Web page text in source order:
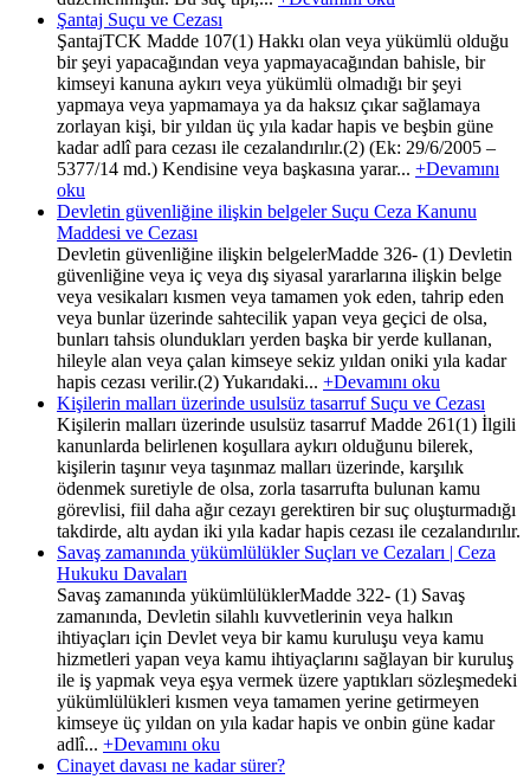
Şantaj Suçu ve Cezası
ŞantajTCK Madde 107(1) Hakkı olan veya yükümlü olduğu
bir şeyi yapacağından veya yapmayacağından bahisle, bir
kimseyi kanuna aykırı veya yükümlü olmadığı bir şeyi
yapmaya veya yapmamaya ya da haksız çıkar sağlamaya
zorlayan kişi, bir yıldan üç yıla kadar hapis ve beşbin güne
kadar adlî para cezası ile cezalandırılır.(2) (Ek: 29/6/2005 –
5377/14 md.) Kendisine veya başkasına yarar... +Devamını
oku
Devletin güvenliğine ilişkin belgeler Suçu Ceza Kanunu
Maddesi ve Cezası
Devletin güvenliğine ilişkin belgelerMadde 326- (1) Devletin
güvenliğine veya iç veya dış siyasal yararlarına ilişkin belge
veya vesikaları kısmen veya tamamen yok eden, tahrip eden
veya bunlar üzerinde sahtecilik yapan veya geçici de olsa,
bunları tahsis olundukları yerden başka bir yerde kullanan,
hileyle alan veya çalan kimseye sekiz yıldan oniki yıla kadar
hapis cezası verilir.(2) Yukarıdaki... +Devamını oku
Kişilerin malları üzerinde usulsüz tasarruf Suçu ve Cezası
Kişilerin malları üzerinde usulsüz tasarruf Madde 261(1) İlgili
kanunlarda belirlenen koşullara aykırı olduğunu bilerek,
kişilerin taşınır veya taşınmaz malları üzerinde, karşılık
ödenmek suretiyle de olsa, zorla tasarrufta bulunan kamu
görevlisi, fiil daha ağır cezayı gerektiren bir suç oluşturmadığı
takdirde, altı aydan iki yıla kadar hapis cezası ile cezalandırılır.
Savaş zamanında yükümlülükler Suçları ve Cezaları | Ceza
Hukuku Davaları
Savaş zamanında yükümlülüklerMadde 322- (1) Savaş
zamanında, Devletin silahlı kuvvetlerinin veya halkın
ihtiyaçları için Devlet veya bir kamu kuruluşu veya kamu
hizmetleri yapan veya kamu ihtiyaçlarını sağlayan bir kuruluş
ile iş yapmak veya eşya vermek üzere yaptıkları sözleşmedeki
yükümlülükleri kısmen veya tamamen yerine getirmeyen
kimseye üç yıldan on yıla kadar hapis ve onbin güne kadar
adlî... +Devamını oku
Cinayet davası ne kadar sürer?